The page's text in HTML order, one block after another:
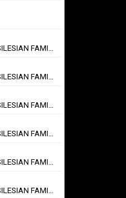
Dražba hráčských dresů SILESIAN FAMILY - #25 Robert SADOWSKI
Dražba hráčských dresů SILESIAN FAMILY - #22
Dražba hráčských dresů SILESIAN FAMILY - #6
Dražba hráčských dresů SILESIAN FAMILY - #21 Jiří KLÍMA
Dražba hráčských dresů SILESIAN FAMILY - #19 Dyjan Carlos de AZEVEDO
Dražba hráčských dresů SILESIAN FAMILY - #5 Adam JÁNOŠ